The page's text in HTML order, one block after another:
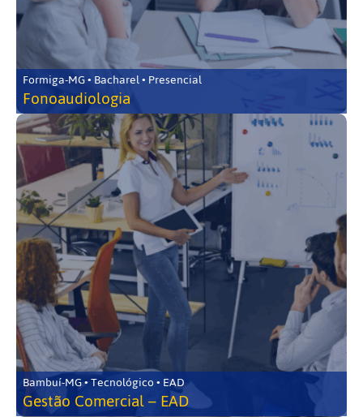
Formiga-MG • Bacharel • Presencial
Fonoaudiologia
Bambuí-MG • Tecnológico • EAD
Gestão Comercial – EAD